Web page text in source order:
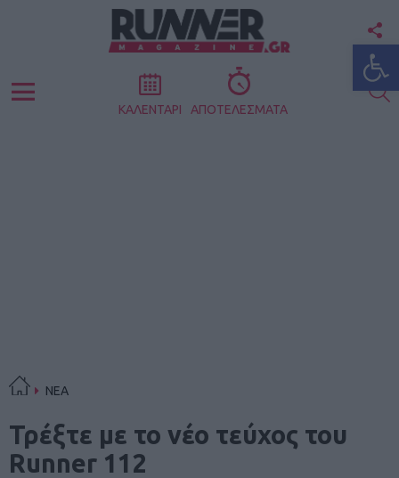
Menu ΚΑΛΕΝΤΑΡΙ ΑΠΟΤΕΛΕΣΜΑΤΑ
ΝΕΑ
Τρέξτε με το νέο τεύχος του
Runner 112